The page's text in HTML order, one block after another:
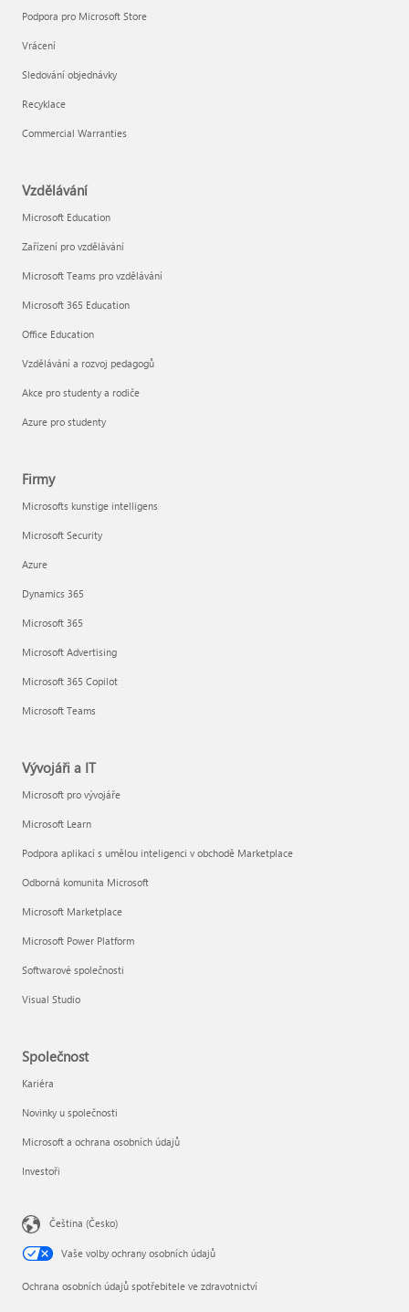
Podpora pro Microsoft Store
Vrácení
Sledování objednávky
Recyklace
Commercial Warranties
Vzdělávání
Microsoft Education
Zařízení pro vzdělávání
Microsoft Teams pro vzdělávání
Microsoft 365 Education
Office Education
Vzdělávání a rozvoj pedagogů
Akce pro studenty a rodiče
Azure pro studenty
Firmy
Microsofts kunstige intelligens
Microsoft Security
Azure
Dynamics 365
Microsoft 365
Microsoft Advertising
Microsoft 365 Copilot
Microsoft Teams
Vývojáři a IT
Microsoft pro vývojáře
Microsoft Learn
Podpora aplikací s umělou inteligenci v obchodě Marketplace
Odborná komunita Microsoft
Microsoft Marketplace
Microsoft Power Platform
Softwarové společnosti
Visual Studio
Společnost
Kariéra
Novinky u společnosti
Microsoft a ochrana osobních údajů
Investoři
Čeština (Česko)
Vaše volby ochrany osobních údajů
Ochrana osobních údajů spotřebitele ve zdravotnictví